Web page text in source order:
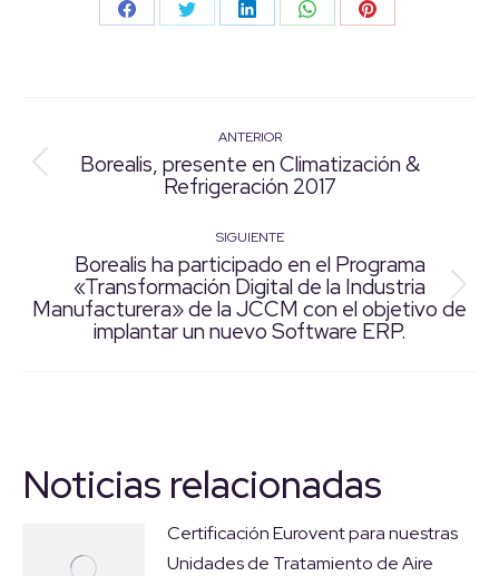
Share
Share
Share
Share
Share
Navegación
ANTERIOR
Publicación
Borealis, presente en Climatización &
Refrigeración 2017
SIGUIENTE
Publicación
siguiente:
Borealis ha participado en el Programa
«Transformación Digital de la Industria
Manufacturera» de la JCCM con el objetivo de
implantar un nuevo Software ERP.
Noticias relacionadas
Certificación Eurovent para nuestras
Unidades de Tratamiento de Aire